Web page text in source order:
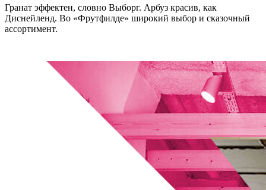
Гранат эффектен, словно Выборг. Арбуз красив, как
Диснейленд. Во «Фрутфилде» широкий выбор и сказочный
ассортимент.